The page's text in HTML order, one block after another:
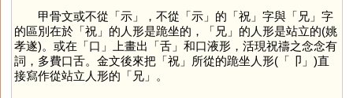
甲骨文或不從「示」，不從「示」的「祝」字與「 兄」字
的區別在於「祝」的人形是跪坐的，「 兄」的人形是站立的(姚
孝遂)。或在「口 」上畫出「舌」和口液形，活現祝禱之念念有
詞，多費口舌。金文後來把「祝」所從的跪坐人形(「 卩 」)直
接寫作從站立人形的「 兄」。